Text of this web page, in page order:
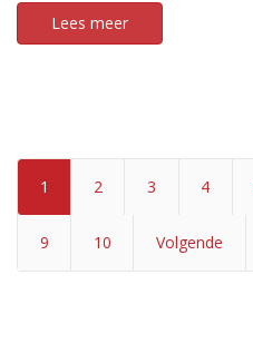
Lees meer
1 2 3 4
9 10 Volgende